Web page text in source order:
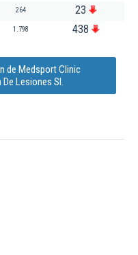
264 23
1.798 438
de Medsport Clinic
Lesiones Sl.